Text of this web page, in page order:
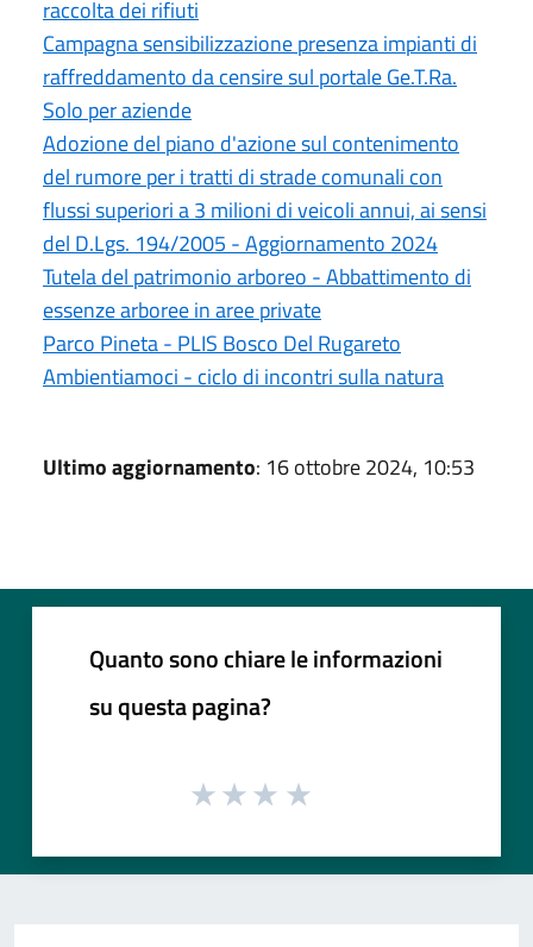
raccolta dei rifiuti
Campagna sensibilizzazione presenza impianti di
raffreddamento da censire sul portale Ge.T.Ra.
Solo per aziende
Adozione del piano d'azione sul contenimento
del rumore per i tratti di strade comunali con
flussi superiori a 3 milioni di veicoli annui, ai sensi
del D.Lgs. 194/2005 - Aggiornamento 2024
Tutela del patrimonio arboreo - Abbattimento di
essenze arboree in aree private
Parco Pineta - PLIS Bosco Del Rugareto
Ambientiamoci - ciclo di incontri sulla natura
Ultimo aggiornamento: 16 ottobre 2024, 10:53
Quanto sono chiare le informazioni
su questa pagina?